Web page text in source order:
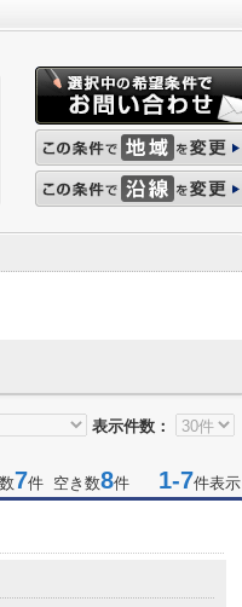
表示件数：
7件 空き数8件 1-7件表示